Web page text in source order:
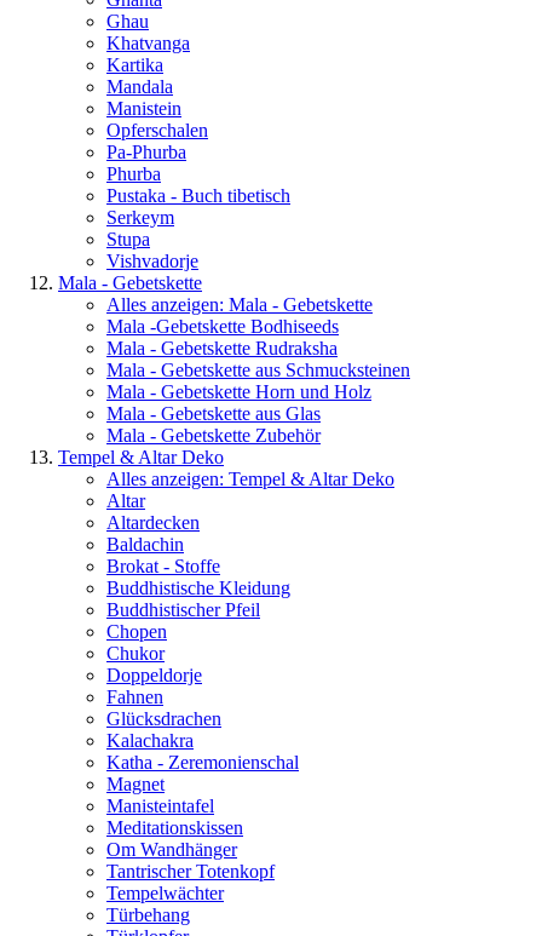
Ghau
Khatvanga
Kartika
Mandala
Manistein
Opferschalen
Pa-Phurba
Phurba
Pustaka - Buch tibetisch
Serkeym
Stupa
Vishvadorje
Mala - Gebetskette
Alles anzeigen: Mala - Gebetskette
Mala -Gebetskette Bodhiseeds
Mala - Gebetskette Rudraksha
Mala - Gebetskette aus Schmucksteinen
Mala - Gebetskette Horn und Holz
Mala - Gebetskette aus Glas
Mala - Gebetskette Zubehör
Tempel & Altar Deko
Alles anzeigen: Tempel & Altar Deko
Altar
Altardecken
Baldachin
Brokat - Stoffe
Buddhistische Kleidung
Buddhistischer Pfeil
Chopen
Chukor
Doppeldorje
Fahnen
Glücksdrachen
Kalachakra
Katha - Zeremonienschal
Magnet
Manisteintafel
Meditationskissen
Om Wandhänger
Tantrischer Totenkopf
Tempelwächter
Türbehang